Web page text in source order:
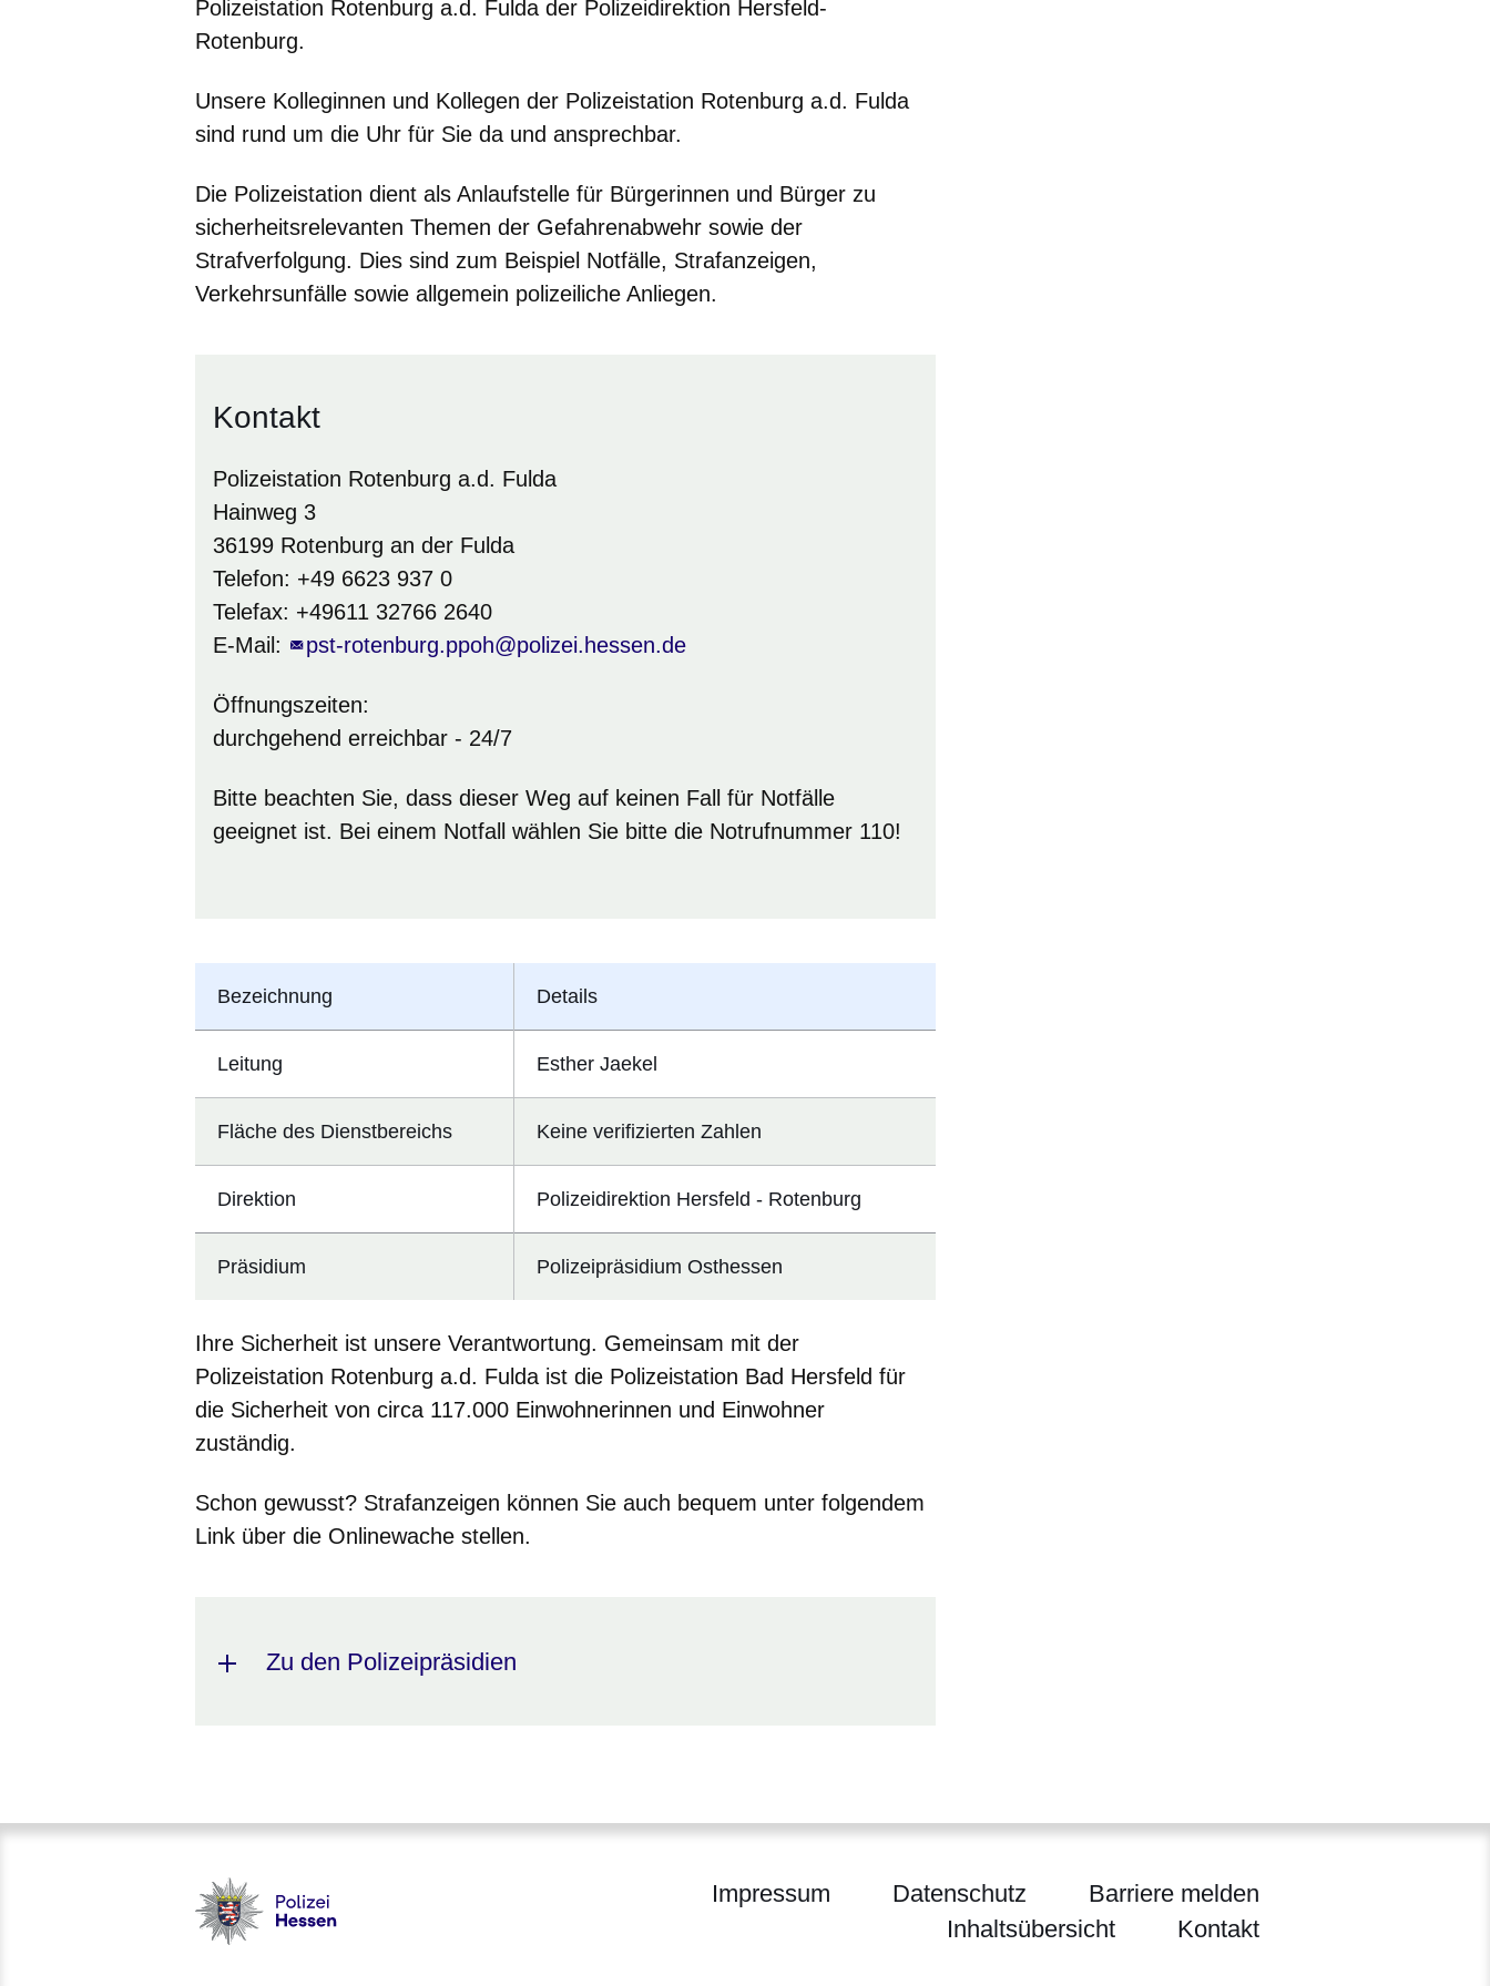
Polizeistation Rotenburg a.d. Fulda der Polizeidirektion Hersfeld-
Rotenburg.
Unsere Kolleginnen und Kollegen der Polizeistation Rotenburg a.d. Fulda
sind rund um die Uhr für Sie da und ansprechbar.
Die Polizeistation dient als Anlaufstelle für Bürgerinnen und Bürger zu
sicherheitsrelevanten Themen der Gefahrenabwehr sowie der
Strafverfolgung. Dies sind zum Beispiel Notfälle, Strafanzeigen,
Verkehrsunfälle sowie allgemein polizeiliche Anliegen.
Kontakt
Polizeistation Rotenburg a.d. Fulda
Hainweg 3
36199 Rotenburg an der Fulda
Telefon: +49 6623 937 0
Telefax: +49611 32766 2640
E-Mail:
pst-rotenburg.ppoh@polizei.hessen.de
Öffnungszeiten:
durchgehend erreichbar - 24/7
Bitte beachten Sie, dass dieser Weg auf keinen Fall für Notfälle
geeignet ist. Bei einem Notfall wählen Sie bitte die Notrufnummer 110!
Bezeichnung Details
Leitung Esther Jaekel
Fläche des Dienstbereichs Keine verifizierten Zahlen
Direktion Polizeidirektion Hersfeld - Rotenburg
Präsidium Polizeipräsidium Osthessen
Ihre Sicherheit ist unsere Verantwortung. Gemeinsam mit der
Polizeistation Rotenburg a.d. Fulda ist die Polizeistation Bad Hersfeld für
die Sicherheit von circa 117.000 Einwohnerinnen und Einwohner
zuständig.
Schon gewusst? Strafanzeigen können Sie auch bequem unter folgendem
Link über die Onlinewache stellen.
Zu den Polizeipräsidien
Impressum Datenschutz
Barriere melden
Inhaltsübersicht
Kontakt